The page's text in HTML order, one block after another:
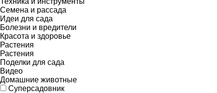
Семена и рассада
Идеи для сада
Болезни и вредители
Красота и здоровье
Растения
Растения
Поделки для сада
Видео
Домашние животные
Суперсадовник